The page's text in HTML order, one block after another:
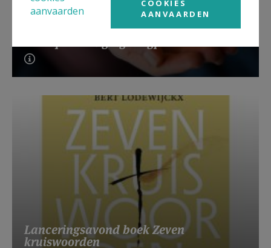
Lanceringsavond boek Zeven
kruiswoorden
aanvaarden
COOKIES
AANVAARDEN